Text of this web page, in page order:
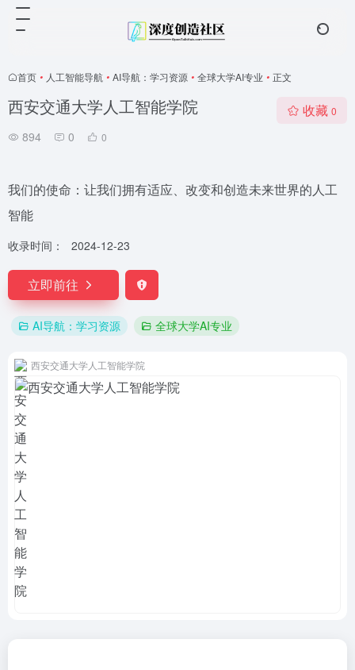
首页 • 人工智能导航 • AI导航：学习资源 • 全球大学AI专业 • 正文
西安交通大学人工智能学院
894 0 0
收藏 0
我们的使命：让我们拥有适应、改变和创造未来世界的人工
智能
收录时间： 2024-12-23
立即前往
AI导航：学习资源 全球大学AI专业
西安交通大学人工智能学院